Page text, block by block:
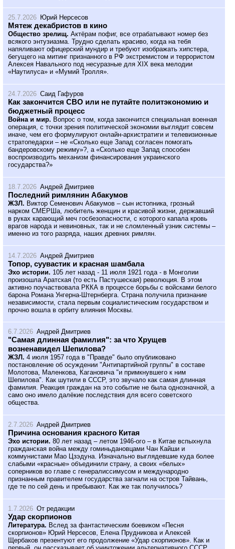
25.7.2026 Юрий Нерсесов
Мятеж декабристов в кино
Общество зрелищ. Актёрам пофиг, все отрабатывают номер без
всякого энтузиазма. Трудно сделать красиво, когда на тебя
напяливают офицерский мундир и требуют изображать хипстера,
бегущего на митинг признанного в РФ экстремистом и террористом
Алексея Навального под несуразные для XIX века мелодии
«Наутилуса» и «Мумий Тролля».
24.7.2026 Саид Гафуров
Как закончится СВО или не путайте политэкономию и
бюджетный процесс
Война и мир. Вопрос о том, когда закончится специальная военная
операция, с точки зрения политической экономии выглядит совсем
иначе, чем его формулируют онлайн-архистратиги и телевизионные
стратопедархи – не «Сколько еще Запад согласен помогать
бандеровскому режиму»?, а «Сколько еще Запад способен
воспроизводить механизм финансирования украинского
государства?»
18.7.2026 Андрей Дмитриев
Последний римлянин Абакумов
ЖЗЛ. Виктор Семенович Абакумов – сын истопника, грозный
нарком СМЕРШа, любитель женщин и красивой жизни, державший
в руках карающий меч госбезопасности, с которого капала кровь
врагов народа и невиновных, так и не сломленный узник системы –
именно из того разряда, наших древних римлян.
14.7.2026 Андрей Дмитриев
Топор, суувастик и красная шамбала
Эхо истории. 105 лет назад - 11 июля 1921 года - в Монголии
произошла Аратская (то есть Пастушеская) революция. В этом
активно поучаствовала РККА в процессе борьбы с войсками белого
барона Романа Унгерна-Штернберга. Страна получила признание
независимости, стала первым социалистическим государством и
прочно вошла в орбиту влияния Москвы.
6.7.2026 Андрей Дмитриев
"Самая длинная фамилия": за что Хрущев
возненавидел Шепилова?
ЖЗЛ. 4 июля 1957 года в "Правде" было опубликовано
постановление об осуждении "Антипартийной группы" в составе
Молотова, Маленкова, Кагановича "и примкнувшего к ним
Шепилова". Как шутили в СССР, это звучало как самая длинная
фамилия. Реакция граждан на это событие не была однозначной, а
само оно имело далёкие последствия для всего советского
общества.
2.7.2026 Андрей Дмитриев
Причина основания красного Китая
Эхо истории. 80 лет назад – летом 1946-ого – в Китае вспыхнула
гражданская война между гоминьдановцами Чан Кайши и
коммунистами Мао Цзэдуна. Изначально выглядевшие куда более
слабыми «красные» объединили страну, а своих «белых»
соперников во главе с генералиссимусом и международно
признанным правителем государства загнали на остров Тайвань,
где те по сей день и пребывают. Как же так получилось?
1.7.2026 От редакции
Удар скорпионов
Литература. Вслед за фантастическим боевиком «Песня
скорпионов» Юрий Нерсесов, Елена Прудникова и Алексей
Щербаков презентуют его продолжение «Удар скорпионов». Как и